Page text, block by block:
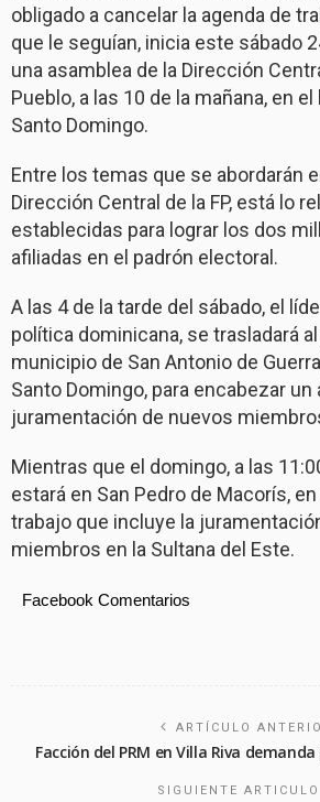
obligado a cancelar la agenda de
que le seguían, inicia este sábado
una asamblea de la Dirección
Pueblo, a las 10 de la mañana, en
Santo Domingo.
Entre los temas que se abordarán
Dirección Central de la FP, está lo
establecidas para lograr los dos
afiliadas en el padrón electoral.
A las 4 de la tarde del sábado, el
política dominicana, se trasladará
municipio de San Antonio de
Santo Domingo, para encabezar un
juramentación de nuevos
Mientras que el domingo, a las
estará en San Pedro de Macorís,
trabajo que incluye la
miembros en la Sultana del Este.
Facebook Comentarios
ARTÍCULO
Facción del PRM en Villa Riva
SIGUIENTE ARTICULO